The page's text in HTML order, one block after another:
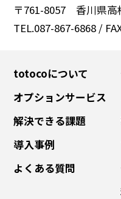
〒761-8057 香川県高
TEL.087-867-6868 /
totocoについて
オプションサービス
解決できる課題
導入事例
よくある質問